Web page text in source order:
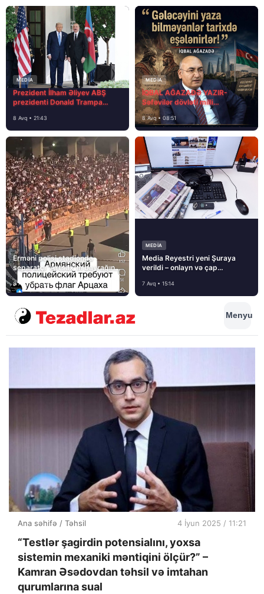
MEDİA
Prezident İlham Əliyev ABŞ
prezidenti Donald Trampa
8 Avq • 21:43
MEDİA
İQBAL AĞAZADƏ YAZIR-
Səfəvilər dövləti milli
dövlətdirmi?
8 Avq • 08:51
Erməni polisi stadionda
separatçı “Artsax”ın bayrağını
müsadirə etdi və…
8 Avq • 08:39
MEDİA
Media Reyestri yeni Şuraya
verildi – onlayn və çap
7 Avq • 15:14
Menyu
Ana səhifə / Təhsil 4 İyun 2025 / 11:21
“Testlər şagirdin potensialını, yoxsa
sistemin mexaniki məntiqini ölçür?” –
Kamran Əsədovdan təhsil və imtahan
qurumlarına sual